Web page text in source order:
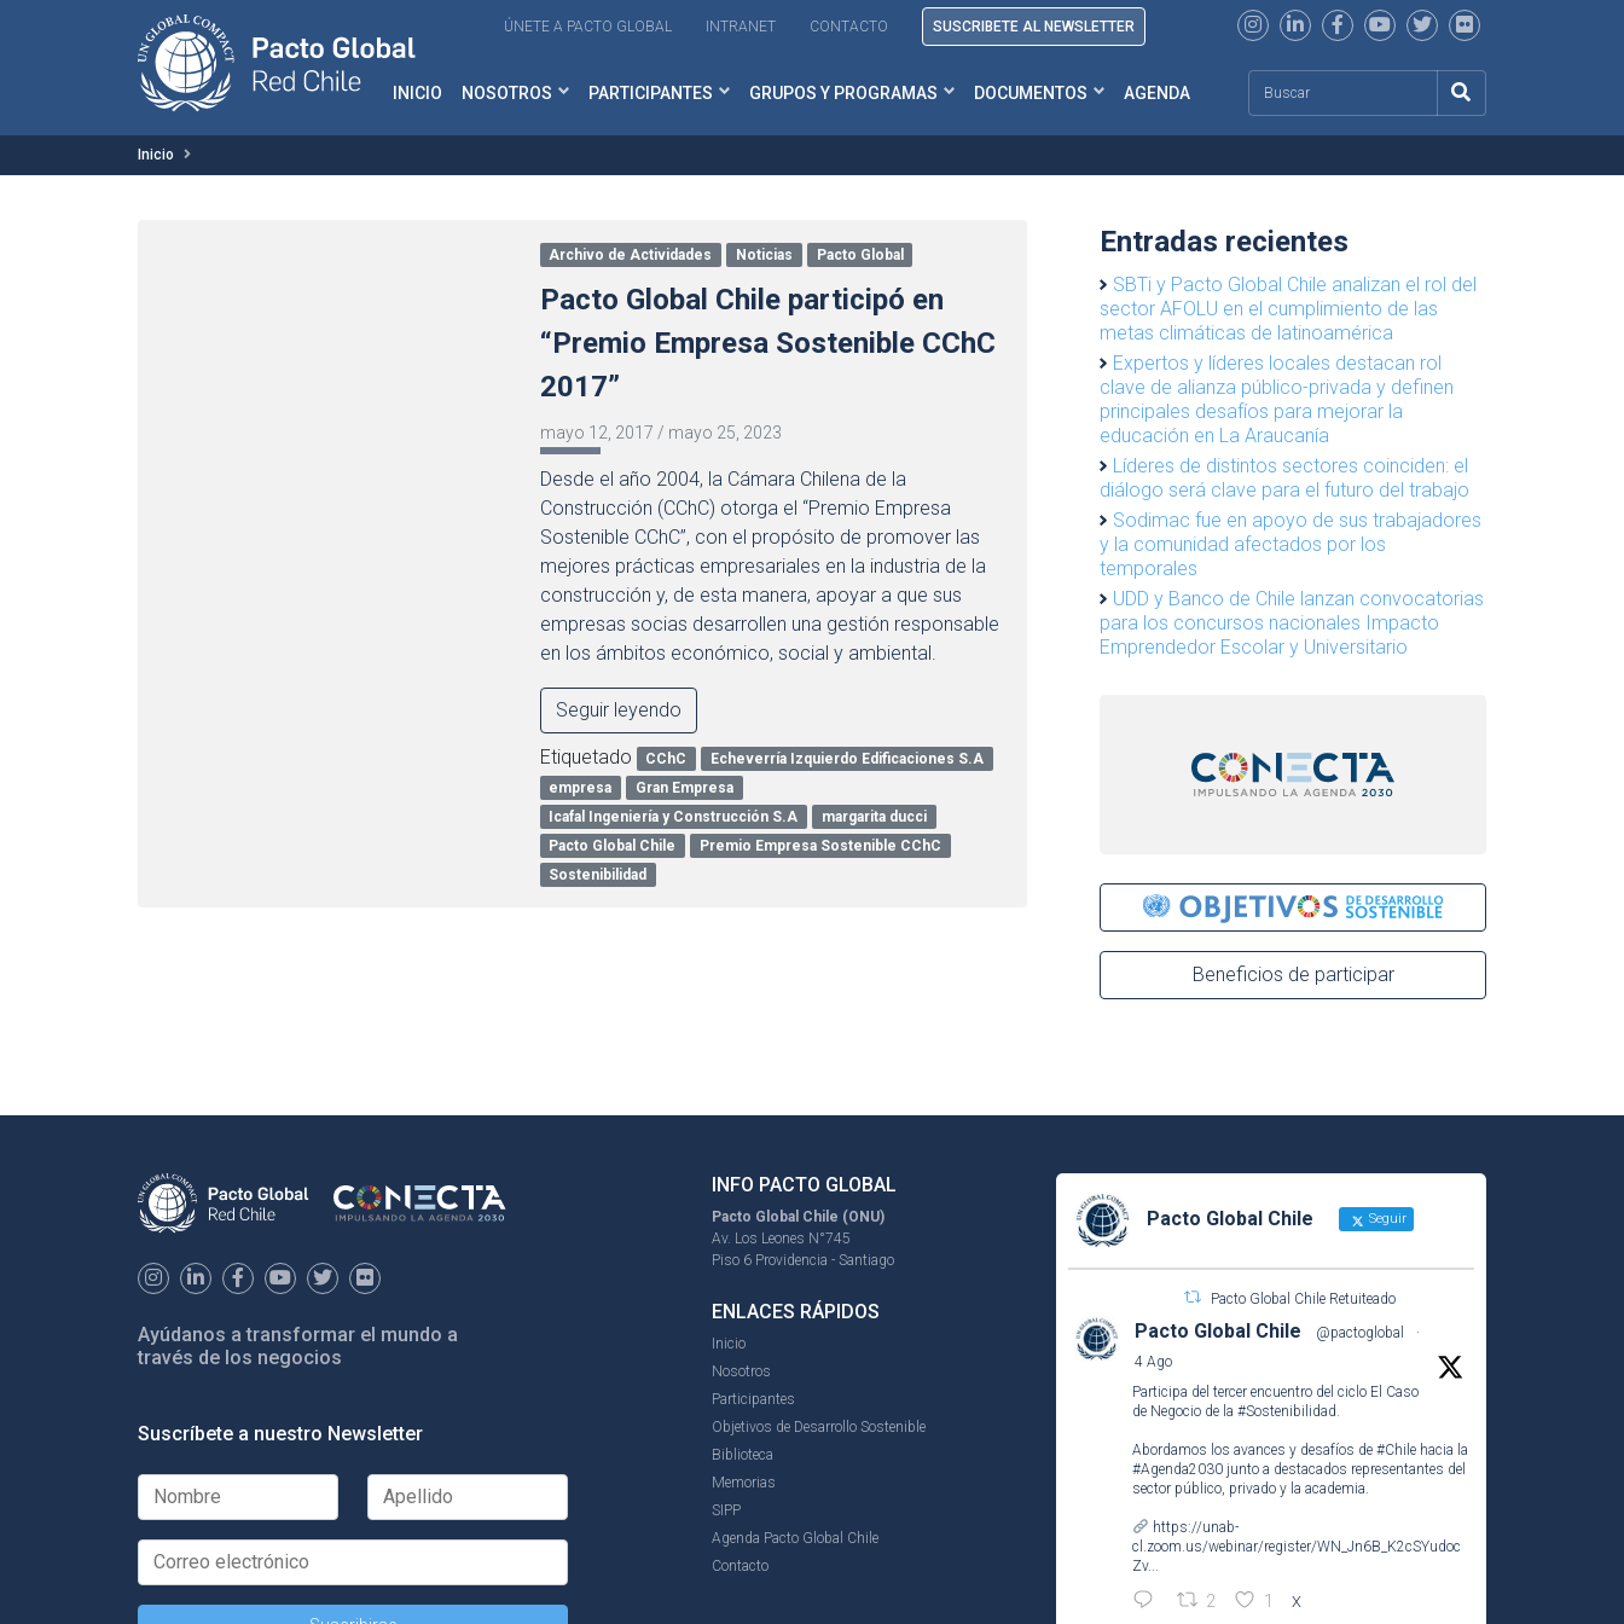
ÚNETE A PACTO GLOBAL INTRANET CONTACTO SUSCRIBETE AL NEWSLETTER
INICIO NOSOTROS PARTICIPANTES GRUPOS Y PROGRAMAS DOCUMENTOS AGENDA
Inicio
Archivo de Actividades Noticias Pacto Global
Pacto Global Chile participó en
“Premio Empresa Sostenible CChC
2017”
mayo 12, 2017 / mayo 25, 2023
Desde el año 2004, la Cámara Chilena de la
Construcción (CChC) otorga el “Premio Empresa
Sostenible CChC”, con el propósito de promover las
mejores prácticas empresariales en la industria de la
construcción y, de esta manera, apoyar a que sus
empresas socias desarrollen una gestión responsable
en los ámbitos económico, social y ambiental.
Seguir leyendo
Etiquetado CChC
Echeverría Izquierdo Edificaciones S.A
empresa
Gran Empresa
Icafal Ingeniería y Construcción S.A
margarita ducci
Pacto Global Chile
Premio Empresa Sostenible CChC
Sostenibilidad
Entradas recientes
SBTi y Pacto Global Chile analizan el rol del
sector AFOLU en el cumplimiento de las
metas climáticas de latinoamérica
Expertos y líderes locales destacan rol
clave de alianza público-privada y definen
principales desafíos para mejorar la
educación en La Araucanía
Líderes de distintos sectores coinciden: el
diálogo será clave para el futuro del trabajo
Sodimac fue en apoyo de sus trabajadores
y la comunidad afectados por los
temporales
UDD y Banco de Chile lanzan convocatorias
para los concursos nacionales Impacto
Emprendedor Escolar y Universitario
Beneficios de participar
Ayúdanos a transformar el mundo a
través de los negocios
Suscríbete a nuestro Newsletter
INFO PACTO GLOBAL
Pacto Global Chile (ONU)
Av. Los Leones N°745
Piso 6 Providencia - Santiago
ENLACES RÁPIDOS
Inicio
Nosotros
Participantes
Objetivos de Desarrollo Sostenible
Biblioteca
Memorias
SIPP
Agenda Pacto Global Chile
Contacto
Pacto Global Chile Seguir
Pacto Global Chile Retuiteado
Pacto Global Chile @pactoglobal
·
4 Ago
Participa del tercer encuentro del ciclo El Caso
de Negocio de la #Sostenibilidad.
Abordamos los avances y desafíos de #Chile hacia la
#Agenda2030 junto a destacados representantes del
sector público, privado y la academia.
https://unab-
cl.zoom.us/webinar/register/WN_Jn6B_K2cSYudoc
Zv...
2 1 X